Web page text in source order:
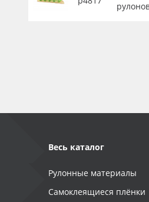
Весь каталог
Рулонные материалы
Самоклеящиеся плёнки